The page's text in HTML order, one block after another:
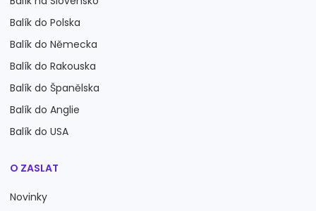
Balík do Polska
Balík do Německa
Balík do Rakouska
Balík do Španělska
Balík do Anglie
Balík do USA
O ZASLAT
Novinky